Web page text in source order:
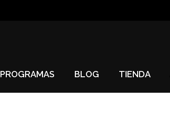
PROGRAMAS BLOG TIENDA